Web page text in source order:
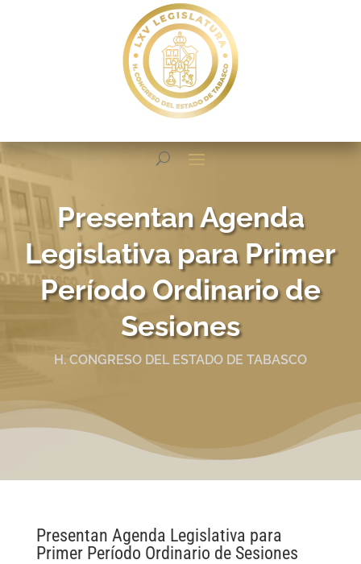
Presentan Agenda
Legislativa para Primer
Período Ordinario de
Sesiones
H. CONGRESO DEL ESTADO DE TABASCO
Presentan Agenda Legislativa para
Primer Período Ordinario de Sesiones